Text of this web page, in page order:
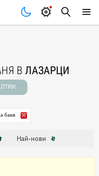
В ЛАЗАРЦИ
баня
Най-нови